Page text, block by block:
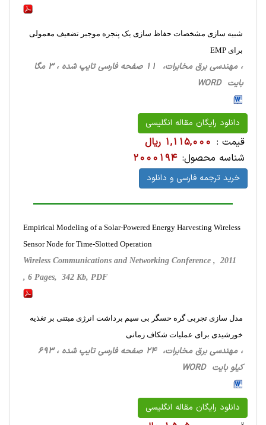
شبیه سازی مشخصات حفاظ سازی یک پنجره موجبر تضعیف معمولی
برای EMP
، مهندسی برق مخابرات، 11 صفحه فارسی تایپ شده ، 3 مگا
بایت WORD
دانلود رایگان مقاله انگلیسی
قیمت : 1,115,000 ریال
شناسه محصول: 2000194
خرید ترجمه فارسی و دانلود
Empirical Modeling of a Solar-Powered Energy Harvesting Wireless
Sensor Node for Time-Slotted Operation
Wireless Communications and Networking Conference , 2011
, 6 Pages, 342 Kb, PDF
مدل سازی تجربی گره حسگر بی سیم برداشت انرژی مبتنی بر تغذیه
خورشیدی برای عملیات شکاف زمانی
، مهندسی برق مخابرات، 24 صفحه فارسی تایپ شده ، 693
کیلو بایت WORD
دانلود رایگان مقاله انگلیسی